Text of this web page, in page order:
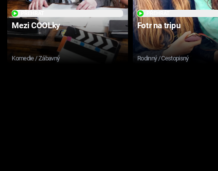
Mezi COOLky
Komedie / Zábavný
Fotr na tripu
Rodinný / Cestopisný